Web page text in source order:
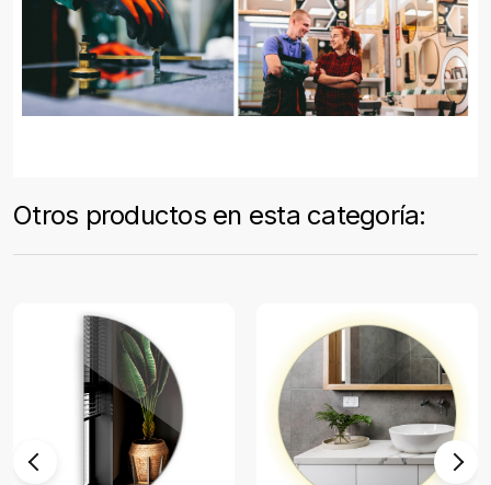
Otros productos en esta categoría: